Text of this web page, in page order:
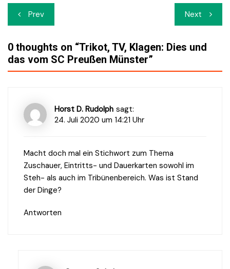
Beitrags-
Navigation
Prev Next
0 thoughts on “Trikot, TV, Klagen: Dies und
das vom SC Preußen Münster”
Horst D. Rudolph sagt:
24. Juli 2020 um 14:21 Uhr
Macht doch mal ein Stichwort zum Thema
Zuschauer, Eintritts- und Dauerkarten sowohl im
Steh- als auch im Tribünenbereich. Was ist Stand
der Dinge?
Antworten